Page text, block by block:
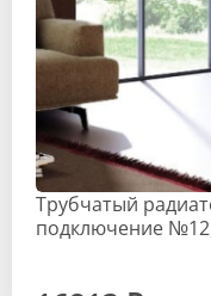
Трубчатый
подключение